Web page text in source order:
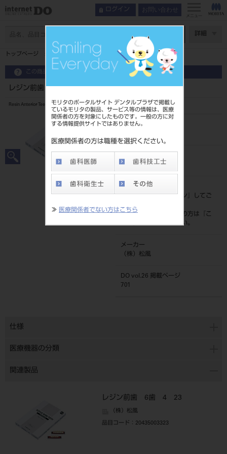
モリタのポータルサイト デンタルプラザで掲載し
ているモリタの製品、サービス等の情報は、医療
関係者の方を対象にしたものです。一般の方に対
する情報提供サイトではありません。
医療関係者の方は職種を選択ください。
≫ 医療関係者でない方はこちら
ログイン お問い合わせ
メニュー
詳細
トップページ レジン前歯 6歯 A1 625
この商品に関するお問い合わせ
レジン前歯 6歯 A1 625
Resin Anterior Teeth
品目コード
4548162142337
標準価格
価格の確認は『ログイン
』してご
ネット会員登録がまだの方は『
こ
ちら』より登録ください。
メーカー
（株）松風
DO vol.26 掲載ページ
701
仕様
医療機器の分類
関連製品
レジン前歯 6歯 4 23
（株）松風
品目コード ：20435003323